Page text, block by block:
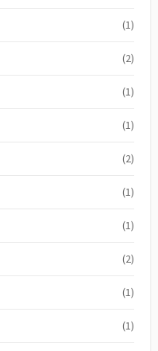
(1)
(2)
(1)
(1)
(2)
(1)
(1)
(2)
(1)
(1)